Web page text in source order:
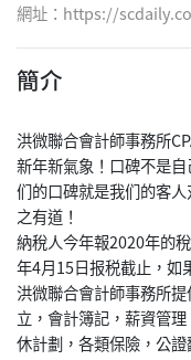
網址： https://
簡介
洪微聯合會計師事務所
新年新氣象！口碑不是
们的口碑就是我们的客
之有道！
納稅人今年報2020年的
年4月15日报税截止，如
洪微聯合會計師事務所
立，會計簿記，薪資管
休計劃，各類保險，公